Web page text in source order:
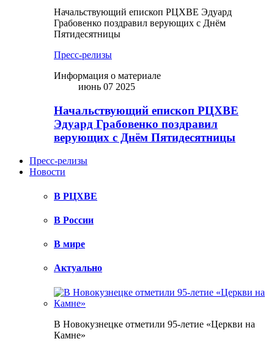
Начальствующий епископ РЦХВЕ Эдуард
Грабовенко поздравил верующих с Днём
Пятидесятницы
Пресс-релизы
Информация о материале
июнь 07 2025
Начальствующий епископ РЦХВЕ
Эдуард Грабовенко поздравил
верующих с Днём Пятидесятницы
Пресс-релизы
Новости
В РЦХВЕ
В России
В мире
Актуально
В Новокузнецке отметили 95-летие «Церкви на
Камне»